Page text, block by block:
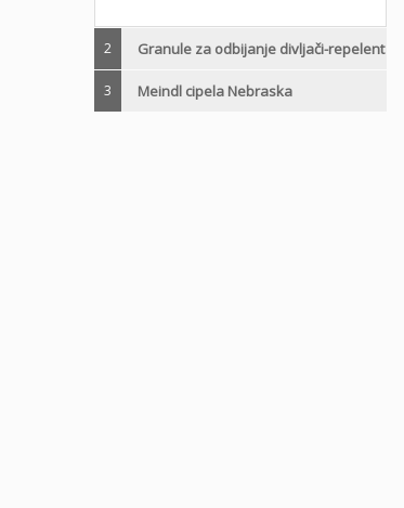
2 Granule za odbijanje divljači-repelent
3 Meindl cipela Nebraska